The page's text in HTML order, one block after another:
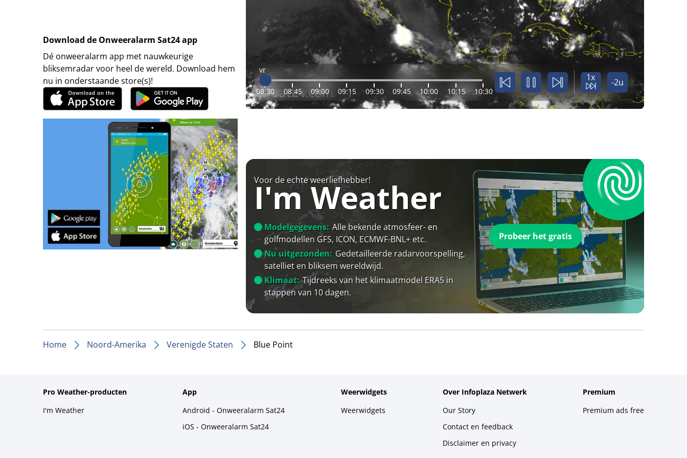
Download de Onweeralarm Sat24 app
Dé onweeralarm app met nauwkeurige
bliksemradar voor heel de wereld. Download hem
nu in onderstaande store(s)!
vr
08:30 08:45 09:00 09:15 09:30 09:45 10:00 10:15 10:30
1x -2u
Voor de echte weerliefhebber!
I'm Weather
Modelgegevens: Alle bekende atmosfeer- en
golfmodellen GFS, ICON, ECMWF-BNL+ etc.
Nu uitgezonden: Gedetailleerde radarvoorspelling,
satelliet en bliksem wereldwijd.
Klimaat: Tijdreeks van het klimaatmodel ERA5 in
stappen van 10 dagen.
Probeer het gratis
Home Noord-Amerika Verenigde Staten Blue Point
Pro Weather-producten
I'm Weather
App
Android - Onweeralarm Sat24
iOS - Onweeralarm Sat24
Weerwidgets
Weerwidgets
Over Infoplaza Netwerk
Our Story
Contact en feedback
Disclaimer en privacy
Premium
Premium ads free